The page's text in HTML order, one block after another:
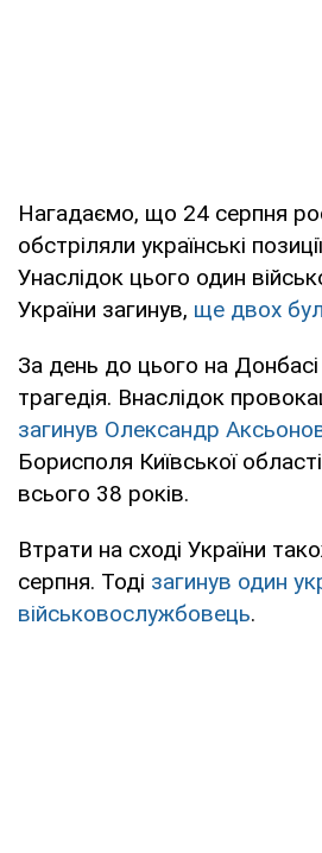
Нагадаємо, що 24 серпня
обстріляли українські
Унаслідок цього один
України загинув, ще двох
За день до цього на
трагедія. Внаслідок
загинув Олександр
Борисполя Київської
всього 38 років.
Втрати на сході України
серпня. Тоді загинув один
військовослужбовець.